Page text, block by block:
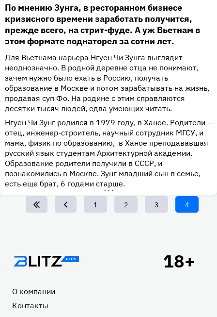
По мнению Зунга, в ресторанном бизнесе
кризисного времени заработать получится,
прежде всего, на стрит-фуде. А уж Вьетнам в
этом формате поднаторел за сотни лет.
Для Вьетнама карьера Нгуен Чи Зунга выглядит
неоднозначно. В родной деревне отца не понимают,
зачем нужно было ехать в Россию, получать
образование в Москве и потом зарабатывать на жизнь,
продавая суп Фо. На родине с этим справляются
десятки тысяч людей, едва умеющих читать.
Нгуен Чи Зунг родился в 1979 году, в Ханое. Родители —
отец, инженер-строитель, научный сотрудник МГСУ, и
мама, физик по образованию, в Ханое преподававшая
русский язык студентам Архитектурной академии.
Образование родители получили в СССР, и
познакомились в Москве. Зунг младший сын в семье,
есть еще брат, 6 годами старше.
•••
Page
1 Page
2 Page
3 Текущая
страница
4
Подвал
О компании
Контакты